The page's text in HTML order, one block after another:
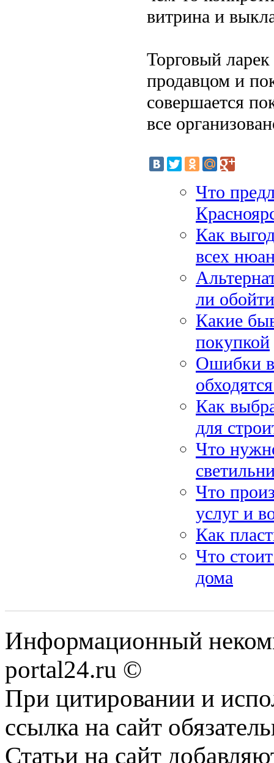
витрина и
Торговый
продавцом и
совершается
все
Что
Как
всех
ли
Какие
покупкой
Ошибки в
Как
для
Что
Что
услуг и
Как
Что
дома
Информационный
portal24.ru ©
При цитировании и
ссылка на сайт
Статьи на сайт